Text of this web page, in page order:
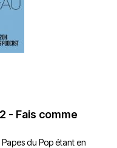
- Fais comme
du Pop étant en